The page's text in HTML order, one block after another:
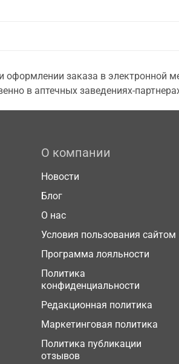
оформлении заказа в электронной
в аптечных заведениях-
О компании
Новости
Блог
О нас
Условия пользования сайтом
Программа лояльности
Политика
конфиденциальности
Редакционная политика
Маркетинговая политика
Политика публикации
отзывов